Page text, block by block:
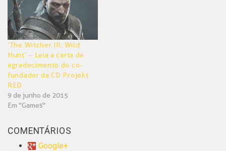
‘The Witcher III: Wild
Hunt’ – Leia a carta de
agradecimento do co-
fundador da CD Projekt
RED
9 de junho de 2015
Em "Games"
COMENTÁRIOS
Google+